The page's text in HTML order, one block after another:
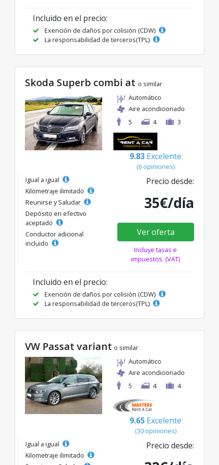
Incluido en el precio:
Exención de daños por colisión (CDW)
La responsabilidad de terceros(TPL)
Skoda Superb combi at o similar
Automático
Aire acondicionado
5
4 3
9.83 Excelente
(6 opiniones)
Igual a igual
Kilometraje ilimitado
Reunirse y Saludar
Depósito en efectivo
aceptado
Conductor adicional
incluido
Precio desde:
35€/día
Ver oferta
Incluye tasas e
impuestos. (VAT)
Incluido en el precio:
Exención de daños por colisión (CDW)
La responsabilidad de terceros(TPL)
VW Passat variant o similar
Automático
Aire acondicionado
5
4 4
9.65 Excelente
(30 opiniones)
Igual a igual
Kilometraje ilimitado
Precio desde: